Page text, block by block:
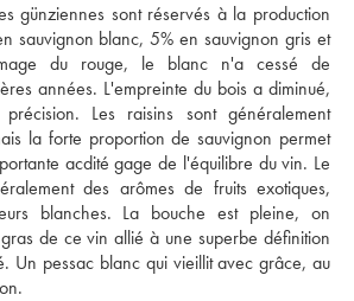
günziennes sont réservés à la production
sauvignon blanc, 5% en sauvignon gris et
du rouge, le blanc n'a cessé de
années. L'empreinte du bois a diminué,
Les raisins sont généralement
la forte proportion de sauvignon permet
acdité gage de l'équilibre du vin. Le
des arômes de fruits exotiques,
blanches. La bouche est pleine, on
de ce vin allié à une superbe définition
Un pessac blanc qui vieillit avec grâce, au